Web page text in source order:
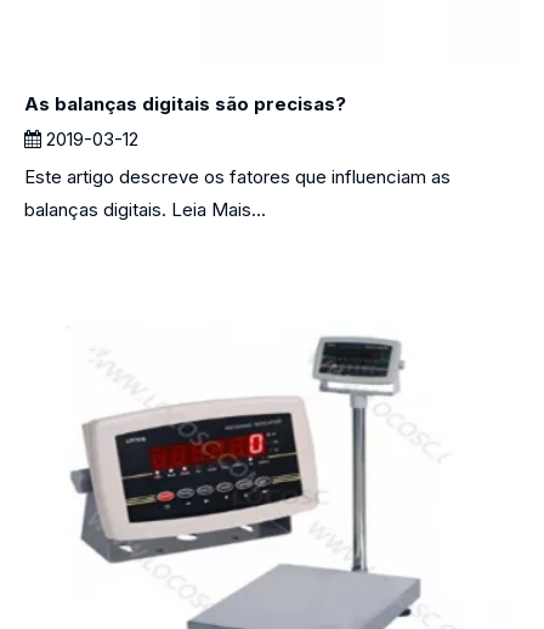
As balanças digitais são precisas?
2019-03-12
Este artigo descreve os fatores que influenciam as
balanças digitais. Leia Mais...